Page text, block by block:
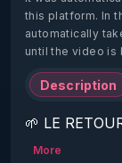
this platform. In
automatically
until the video is
Description
🌱 LE
2022)!
More